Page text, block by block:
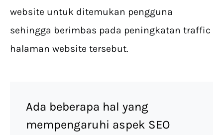
website untuk ditemukan pengguna
sehingga berimbas pada peningkatan traffic
halaman website tersebut.
Ada beberapa hal yang
mempengaruhi aspek SEO